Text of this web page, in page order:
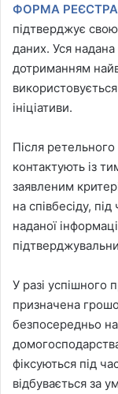
ФОРМА
підтверджує
даних. Уся
дотриманням
ініціативи.
Після ретельного
контактують із
заявленим
на співбесіду,
наданої
У разі успішного
призначена
безпосередньо
фіксуються під
відбувається за